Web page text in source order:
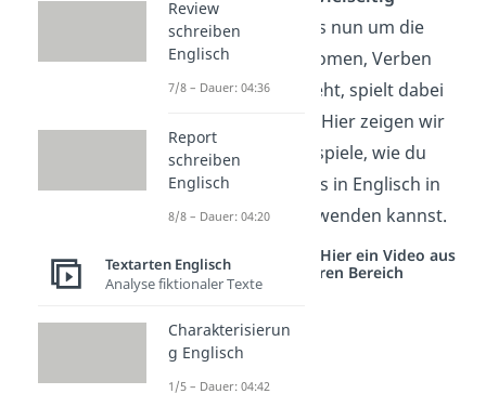
verwendbar
. Ob es nun um die
Aufzählung von Nomen, Verben
oder Adjektiven geht, spielt dabei
keine große Rolle. Hier zeigen wir
dir jetzt einige Beispiele, wie du
einen Parallelismus in Englisch in
deinen Sätzen verwenden kannst.
Studyflix vernetzt: Hier ein Video aus
einem anderen Bereich
Review
schreiben
Englisch
7/8 – Dauer: 04:36
Report
schreiben
Englisch
8/8 – Dauer: 04:20
Textarten Englisch
Analyse fiktionaler Texte
Charakterisierun
g Englisch
1/5 – Dauer: 04:42